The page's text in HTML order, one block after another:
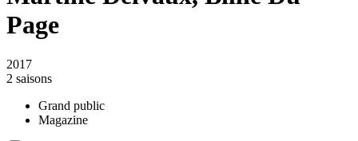
Page
2017
2 saisons
Grand public
Magazine